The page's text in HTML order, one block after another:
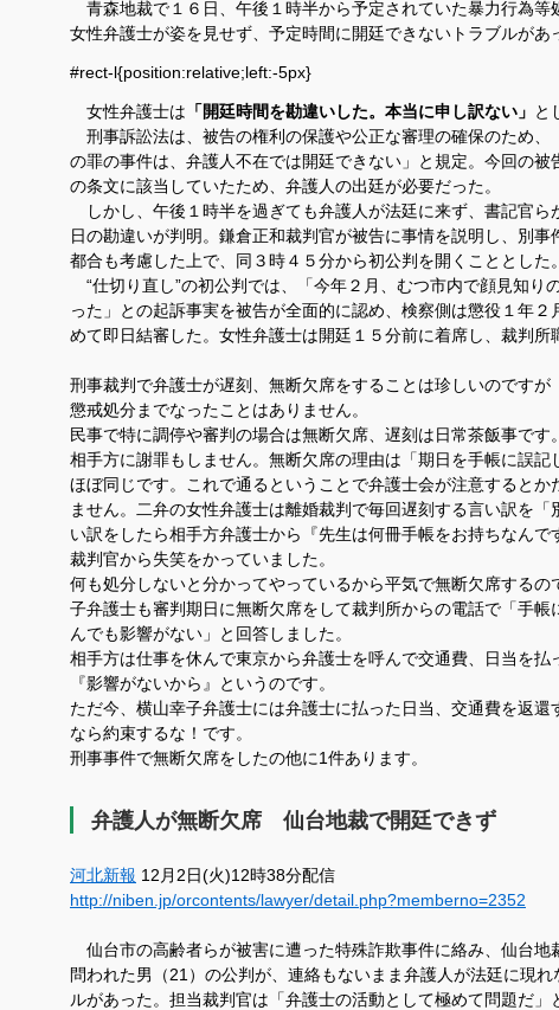
青森地裁で１６日、午後１時半から予定されていた暴力行為等
女性弁護士が姿を見せず、予定時間に開廷できないトラブルがあ
#rect-l{position:relative;left:-5px}
女性弁護士は 「開廷時間を勘違いした。本当に申し訳ない」 と
刑事訴訟法は、被告の権利の保護や公正な審理の確保のため、
の罪の事件は、弁護人不在では開廷できない」と規定。今回の被
の条文に該当していたため、弁護人の出廷が必要だった。
しかし、午後１時半を過ぎても弁護人が法廷に来ず、書記官ら
日の勘違いが判明。鎌倉正和裁判官が被告に事情を説明し、別
都合も考慮した上で、同３時４５分から初公判を開くこととした。
“仕切り直し”の初公判では、「今年２月、むつ市内で顔見知り
った」との起訴事実を被告が全面的に認め、検察側は懲役１年
めて即日結審した。女性弁護士は開廷１５分前に着席し、裁判所
刑事裁判で弁護士が遅刻、無断欠席をすることは珍しいのですが
懲戒処分までなったことはありません。
民事で特に調停や審判の場合は無断欠席、遅刻は日常茶飯事です。
相手方に謝罪もしません。無断欠席の理由は「期日を手帳に誤記
ほぼ同じです。これで通るということで弁護士会が注意するとか
ません。二弁の女性弁護士は離婚裁判で毎回遅刻する言い訳を
い訳をしたら相手方弁護士から『先生は何冊手帳をお持ちなんで
裁判官から失笑をかっていました。
何も処分しないと分かってやっているから平気で無断欠席する
子弁護士も審判期日に無断欠席をして裁判所からの電話で「手
んでも影響がない」と回答しました。
相手方は仕事を休んで東京から弁護士を呼んで交通費、日当を払
『影響がないから』というのです。
ただ今、横山幸子弁護士には弁護士に払った日当、交通費を返
なら約束するな！です。
刑事事件で無断欠席をしたの他に1件あります。
弁護人が無断欠席 仙台地裁で開廷できず
河北新報 12月2日(火)12時38分配信
http://niben.jp/orcontents/lawyer/detail.php?memberno=2352
仙台市の高齢者らが被害に遭った特殊詐欺事件に絡み、仙台地
問われた男（21）の公判が、連絡もないまま弁護人が法廷に現
ルがあった。担当裁判官は「弁護士の活動として極めて問題だ」